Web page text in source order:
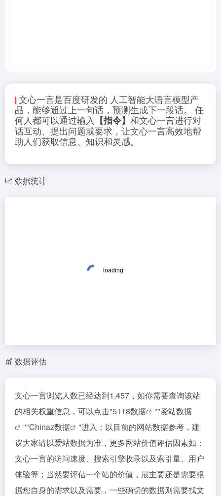
文心一言是百度研发的 人工智能大语言模型产
品，能够通过上一句话，预测生成下一段话。 任
何人都可以通过输入 【指令】 和文心一言进行对
话互动、提出问题或要求，让文心一言高效地帮
助人们获取信息、知识和灵感。
数据统计
数据评估
文心一言浏览人数已经达到1,457，如你需要查询该站
的相关权重信息，可以点击"5118数据 ""爱站数据
""Chinaz数据
"进入；以目前的网站数据参考，建
议大家请以爱站数据为准，更多网站价值评估因素如：
文心一言的访问速度、搜索引擎收录以及索引量、用户
体验等；当然要评估一个站的价值，最主要还是需要根
据您自身的需求以及需要，一些确切的数据则需要找文